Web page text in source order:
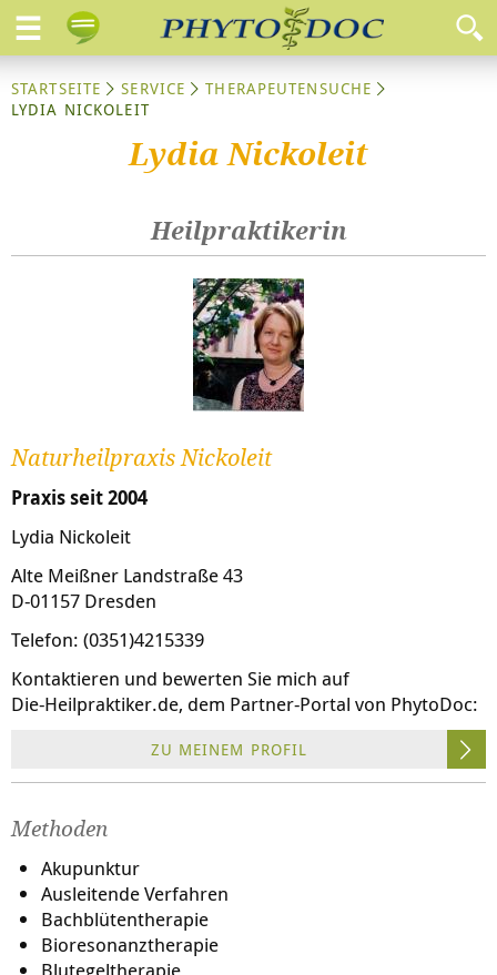
STARTSEITE SERVICE
THERAPEUTENSUCHE
LYDIA NICKOLEIT
Lydia Nickoleit
Heilpraktikerin
Naturheilpraxis Nickoleit
Praxis seit 2004
Lydia Nickoleit
Alte Meißner Landstraße 43
D-01157 Dresden
Telefon: (0351)4215339
Kontaktieren und bewerten Sie mich auf
Die-Heilpraktiker.de, dem Partner-Portal von PhytoDoc:
ZU MEINEM PROFIL
Methoden
Akupunktur
Ausleitende Verfahren
Bachblütentherapie
Bioresonanztherapie